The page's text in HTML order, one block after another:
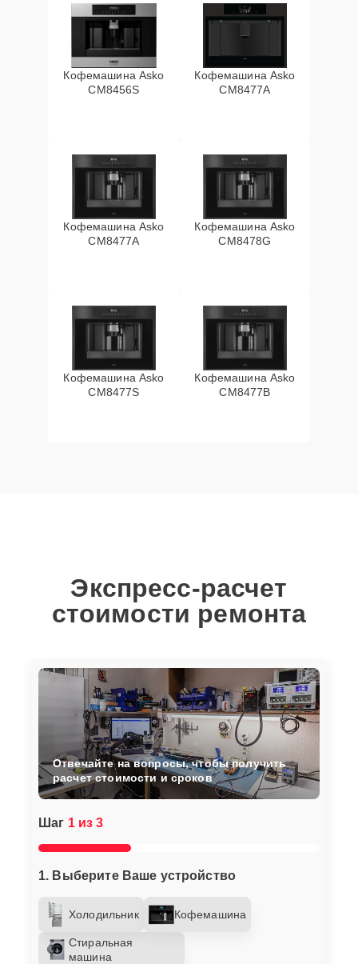
Кофемашина Asko
CM8456S
Кофемашина Asko
CM8477A
Кофемашина Asko
СМ8477А
Кофемашина Asko
CM8478G
Кофемашина Asko
CM8477S
Кофемашина Asko
CM8477B
Экспресс-расчет
стоимости ремонта
Шаг 1 из 3
1. Выберите Ваше устройство
Холодильник Кофемашина
Стиральная
машина
Отвечайте на вопросы, чтобы получить
расчет стоимости и сроков